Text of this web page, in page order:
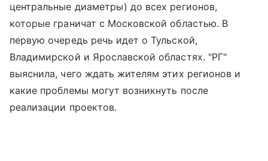
центральные диаметры) до всех регионов,
которые граничат с Московской областью. В
первую очередь речь идет о Тульской,
Владимирской и Ярославской областях. "РГ"
выяснила, чего ждать жителям этих регионов и
какие проблемы могут возникнуть после
реализации проектов.